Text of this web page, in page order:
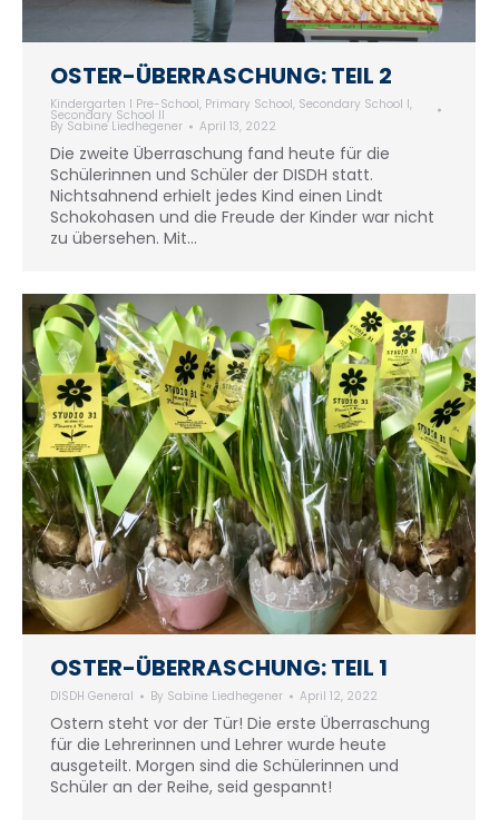
OSTER-ÜBERRASCHUNG: TEIL 2
Kindergarten I Pre-School, Primary School, Secondary School I,
Secondary School II
By Sabine Liedhegener April 13, 2022
Die zweite Überraschung fand heute für die
Schülerinnen und Schüler der DISDH statt.
Nichtsahnend erhielt jedes Kind einen Lindt
Schokohasen und die Freude der Kinder war nicht
zu übersehen. Mit…
OSTER-ÜBERRASCHUNG: TEIL 1
DISDH General By Sabine Liedhegener April 12, 2022
Ostern steht vor der Tür! Die erste Überraschung
für die Lehrerinnen und Lehrer wurde heute
ausgeteilt. Morgen sind die Schülerinnen und
Schüler an der Reihe, seid gespannt!